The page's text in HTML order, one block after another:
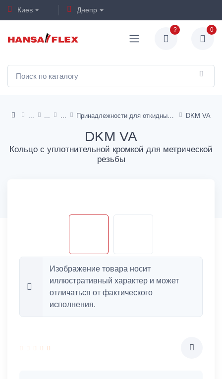
Киев Днепр
? 0
DKM VA
DKM VA
Кольцо с уплотнительной кромкой для метрической
резьбы
Изображение товара носит
иллюстративный характер и может
отличаться от фактического
исполнения.